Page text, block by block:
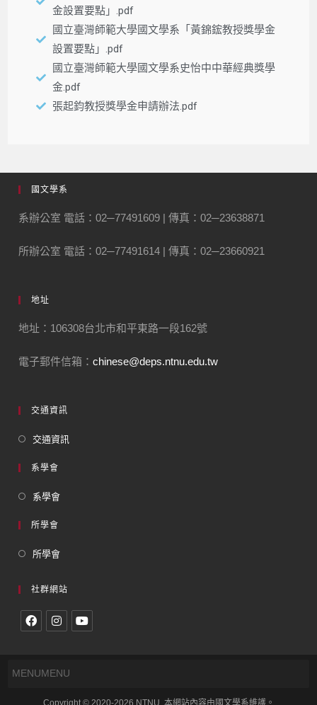
金設置要點」.pdf
國立臺灣師範大學國文學系「黃錦鋐教授獎學金
設置要點」.pdf
國立臺灣師範大學國文學系史怡中中華經典獎學
金.pdf
張起鈞教授獎學金申請辦法.pdf
國文學系
系辦公室 電話：02─77491609 | 傳真：02─23638871
所辦公室 電話：02─77491614 | 傳真：02─23660921
地址
地址：106308台北市和平東路一段162號
電子郵件信箱：chinese@deps.ntnu.edu.tw
交通資訊
交通資訊
系學會
系學會
所學會
所學會
社群網站
MENUMENU
Copyright © 2020-2026 NTNU. 本網站內容由國文學系維護。